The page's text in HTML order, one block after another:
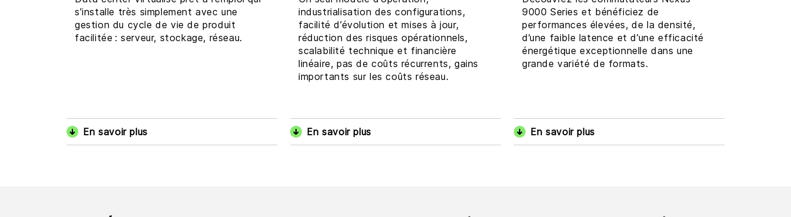
s’installe très simplement avec une
gestion du cycle de vie de produit
facilitée : serveur, stockage, réseau.
En savoir plus
industrialisation des configurations,
facilité d’évolution et mises à jour,
réduction des risques opérationnels,
scalabilité technique et financière
linéaire, pas de coûts récurrents, gains
importants sur les coûts réseau.
En savoir plus
9000 Series et bénéficiez de
performances élevées, de la densité,
d’une faible latence et d’une efficacité
énergétique exceptionnelle dans une
grande variété de formats.
En savoir plus